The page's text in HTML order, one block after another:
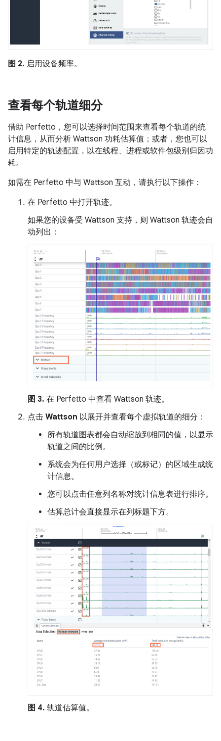
图 2. 启用设备频率。
查看每个轨道细分
借助 Perfetto，您可以选择时间范围来查看每个轨道的统
计信息，从而分析 Wattson 功耗估算值；或者，您也可以
启用特定的轨迹配置，以在线程、进程或软件包级别归因功
耗。
如需在 Perfetto 中与 Wattson 互动，请执行以下操作：
在 Perfetto 中打开轨迹。
如果您的设备受 Wattson 支持，则 Wattson 轨迹会自
动列出：
图 3. 在 Perfetto 中查看 Wattson 轨迹。
点击 Wattson 以展开并查看每个虚拟轨道的细分：
所有轨道图表都会自动缩放到相同的值，以显示
轨道之间的比例。
系统会为任何用户选择（或标记）的区域生成统
计信息。
您可以点击任意列名称对统计信息表进行排序。
估算总计会直接显示在列标题下方。
图 4. 轨道估算值。